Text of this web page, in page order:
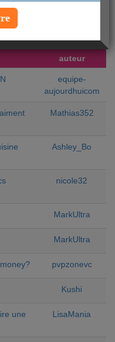
:
auteur
equipe-
aujourdhuicom
Mathias352
Ashley_Bo
nicole32
MarkUltra
MarkUltra
pvpzonevc
Kushi
une
LisaMania